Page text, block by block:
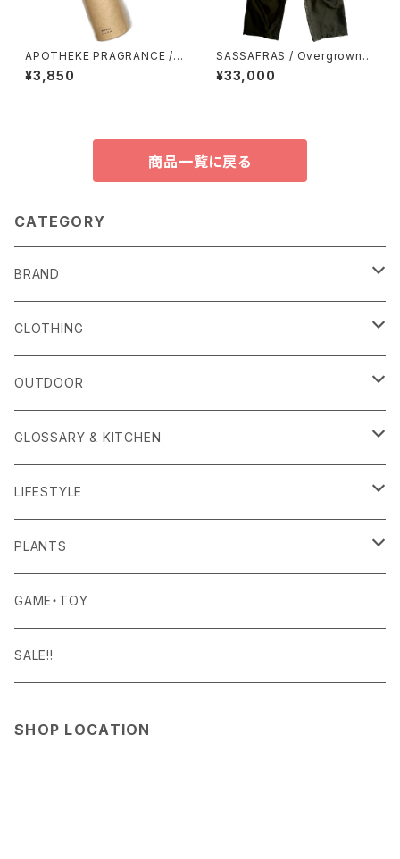
APOTHEKE PRAGRANCE /
ミストスプレー
¥3,850
SASSAFRAS / Overgrown F
atigue Pants
¥33,000
商品一覧に戻る
CATEGORY
BRAND
alls
Amina Collection
APOTHEKE FRAGRANCE
BAICYCLON
BISQUE
Curry Mason
Detail
CLOTHING
OUTER
TOPS
BOTTOMS
ROOM WEAR
SHOES
HAT・CAP
OUTDOOR
CARRYING GOODS
LIGHTING
MILITARY GOODS
NITE IZE
S-BBINER
RGM
GLOSSARY & KITCHEN
FOOD
DRINK
KITCHEN GOODS
TABLEWARE
LIFESTYLE
ALOMA
ART PIECE
BODY & SKIN CARE
PLANTS
POTTED PLANTS
TERRARIUM
GAME・TOY
SALE!!
SHOP LOCATION